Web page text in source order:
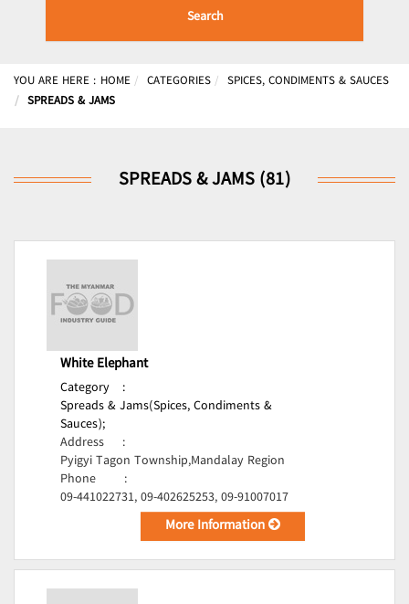
Search
YOU ARE HERE : HOME CATEGORIES
SPICES, CONDIMENTS & SAUCES
SPREADS & JAMS
SPREADS & JAMS (81)
White Elephant
Category
:
Spreads & Jams(Spices, Condiments &
Sauces);
Address
:
Pyigyi Tagon Township,Mandalay Region
Phone
:
09-441022731, 09-402625253, 09-91007017
More Information